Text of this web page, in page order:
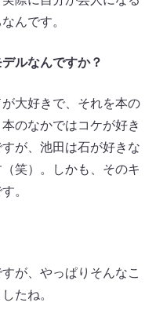
んです。
ルなんですか？
大好きで、それを本の
のなかではコケが好き
が、池田は石が好きな
笑）。しかも、そのキ
。
が、やっぱりそんなこ
たね。